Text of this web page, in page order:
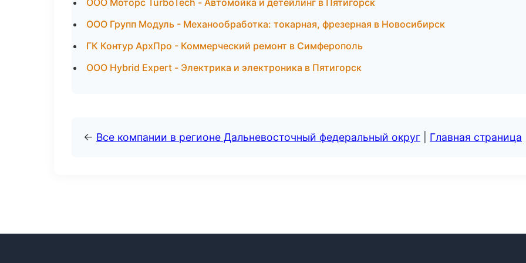
ООО Моторс TurboTech - Автомойка и детейлинг в Пятигорск
ООО Групп Модуль - Механообработка: токарная, фрезерная в Новосибирск
ГК Контур АрхПро - Коммерческий ремонт в Симферополь
ООО Hybrid Expert - Электрика и электроника в Пятигорск
← Все компании в регионе Дальневосточный федеральный округ Главная страница